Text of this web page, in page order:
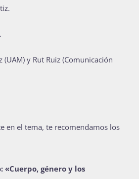
.
(UAM) y Rut Ruiz (Comunicación
en el tema, te recomendamos los
«Cuerpo, género y los